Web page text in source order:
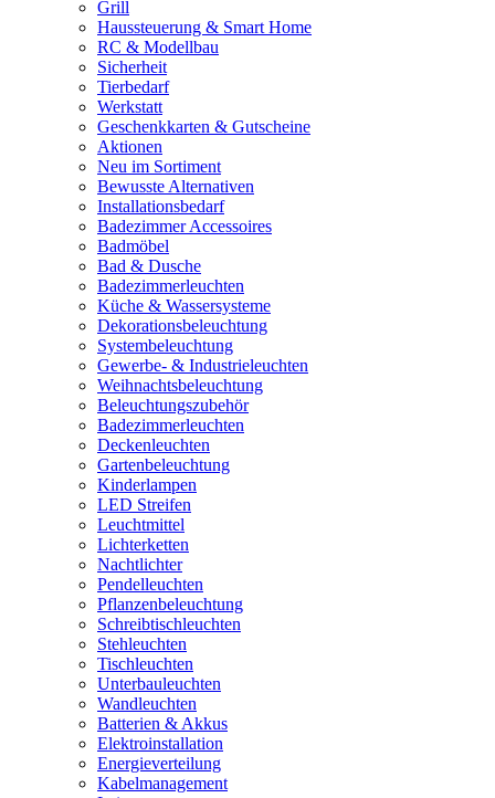
Grill
Haussteuerung & Smart Home
RC & Modellbau
Sicherheit
Tierbedarf
Werkstatt
Geschenkkarten & Gutscheine
Aktionen
Neu im Sortiment
Bewusste Alternativen
Installationsbedarf
Badezimmer Accessoires
Badmöbel
Bad & Dusche
Badezimmerleuchten
Küche & Wassersysteme
Dekorationsbeleuchtung
Systembeleuchtung
Gewerbe- & Industrieleuchten
Weihnachtsbeleuchtung
Beleuchtungszubehör
Badezimmerleuchten
Deckenleuchten
Gartenbeleuchtung
Kinderlampen
LED Streifen
Leuchtmittel
Lichterketten
Nachtlichter
Pendelleuchten
Pflanzenbeleuchtung
Schreibtischleuchten
Stehleuchten
Tischleuchten
Unterbauleuchten
Wandleuchten
Batterien & Akkus
Elektroinstallation
Energieverteilung
Kabelmanagement